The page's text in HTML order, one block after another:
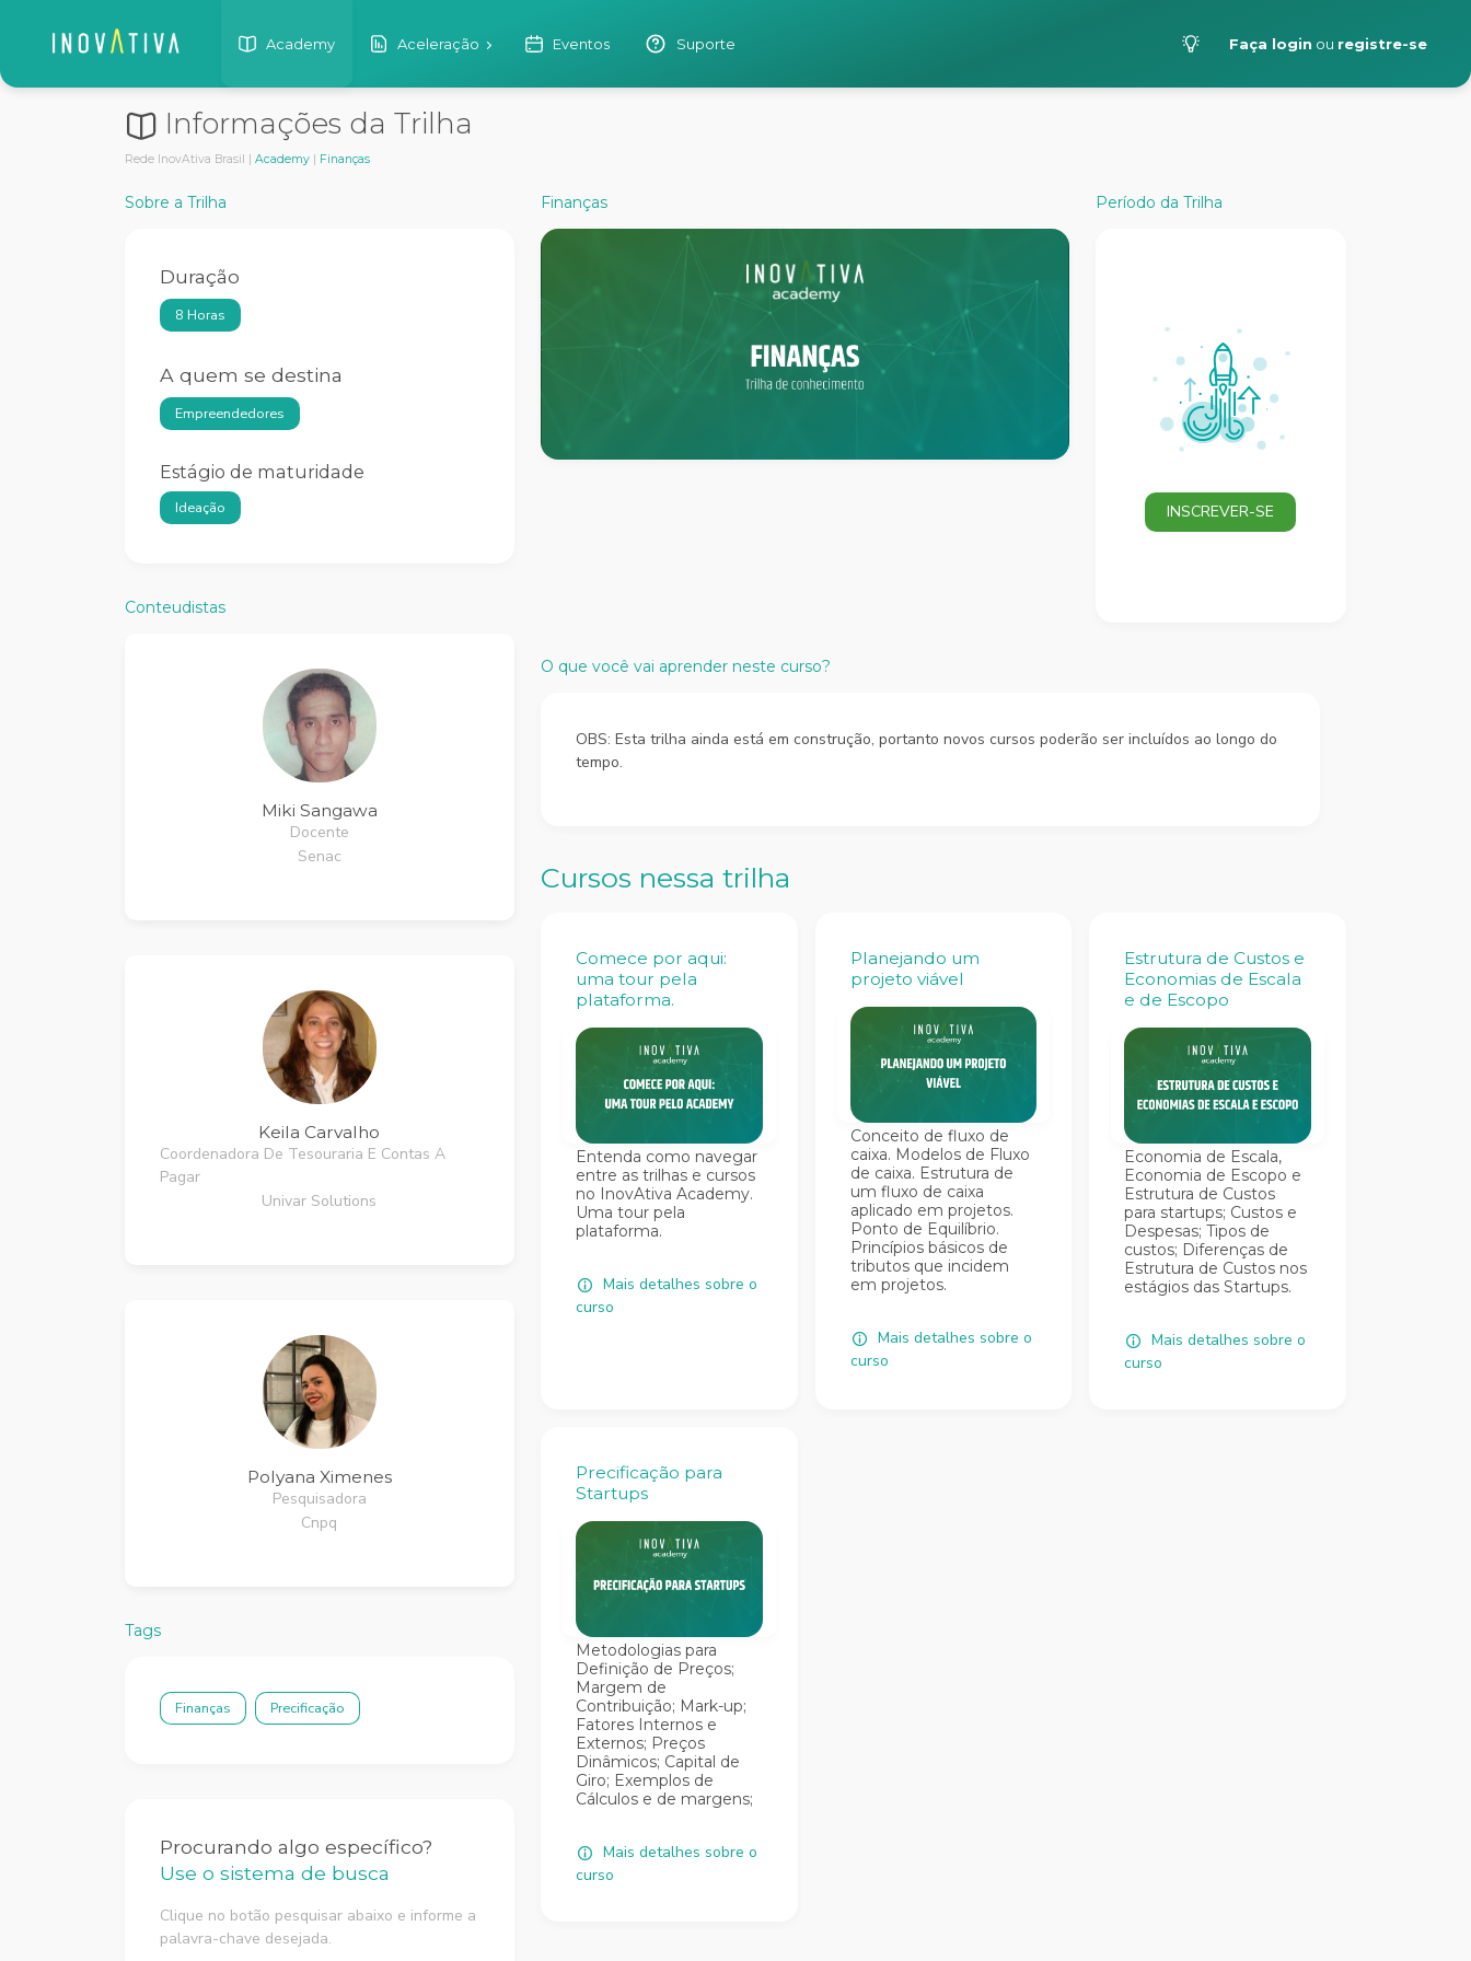
Faça login ou registre-se
Academy Aceleração Eventos Suporte
Informações da Trilha
Rede InovAtiva Brasil | Academy | Finanças
Sobre a Trilha
Duração
8 Horas
A quem se destina
Empreendedores
Estágio de maturidade
Ideação
Conteudistas
Miki Sangawa
Docente
Senac
Keila Carvalho
Coordenadora De Tesouraria E Contas A
Pagar
Univar Solutions
Polyana Ximenes
Pesquisadora
Cnpq
Tags
Finanças Precificação
Procurando algo específico?
Use o sistema de busca
Clique no botão pesquisar abaixo e informe a
palavra-chave desejada.
Finanças Período da Trilha
INSCREVER-SE
O que você vai aprender neste curso?
OBS: Esta trilha ainda está em construção, portanto novos cursos poderão ser incluídos ao longo do
tempo.
Cursos nessa trilha
Comece por aqui:
uma tour pela
plataforma.
Entenda como navegar
entre as trilhas e cursos
no InovAtiva Academy.
Uma tour pela
plataforma.
Mais detalhes sobre o
curso
Planejando um
projeto viável
Conceito de fluxo de
caixa. Modelos de Fluxo
de caixa. Estrutura de
um fluxo de caixa
aplicado em projetos.
Ponto de Equilíbrio.
Princípios básicos de
tributos que incidem
em projetos.
Mais detalhes sobre o
curso
Estrutura de Custos e
Economias de Escala
e de Escopo
Economia de Escala,
Economia de Escopo e
Estrutura de Custos
para startups; Custos e
Despesas; Tipos de
custos; Diferenças de
Estrutura de Custos nos
estágios das Startups.
Mais detalhes sobre o
curso
Precificação para
Startups
Metodologias para
Definição de Preços;
Margem de
Contribuição; Mark-up;
Fatores Internos e
Externos; Preços
Dinâmicos; Capital de
Giro; Exemplos de
Cálculos e de margens;
Mais detalhes sobre o
curso